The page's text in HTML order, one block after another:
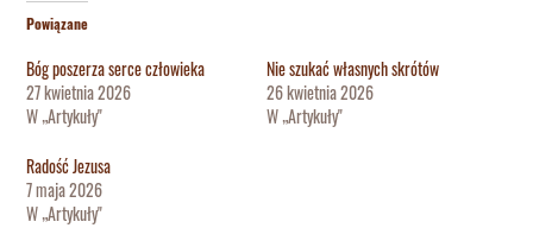
Powiązane
Bóg poszerza serce człowieka
27 kwietnia 2026
W „Artykuły"
Nie szukać własnych skrótów
26 kwietnia 2026
W „Artykuły"
Radość Jezusa
7 maja 2026
W „Artykuły"